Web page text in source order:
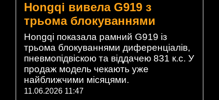
Hongqi вивела G919 з
трьома блокуваннями
Hongqi показала рамний G919 із
трьома блокуваннями диференціалів,
пневмопідвіскою та віддачею 831 к.с. У
продаж модель чекають уже
найближчими місяцями.
11.06.2026 11:47